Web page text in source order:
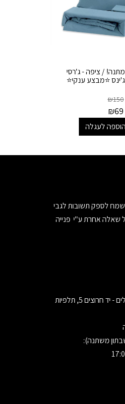
/ ציפה - ג'רסי
⭐מבצע ענקי⭐
₪150
₪69
הוספה לעגלה
לספק תשובות לגבי
שאלה אחרת ע"י פנייה
בואו לבקר במחסן לוגיסטי שלנו: ירושלים - יד חרוצים 5, תלפיות
משתנה):